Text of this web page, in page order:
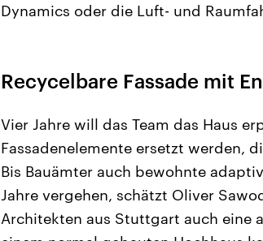
Dynamics oder die Luft- und
Recycelbare Fassade mit
Vier Jahre will das Team das Haus
Fassadenelemente ersetzt werden,
Bis Bauämter auch bewohnte
Jahre vergehen, schätzt Oliver
Architekten aus Stuttgart auch eine